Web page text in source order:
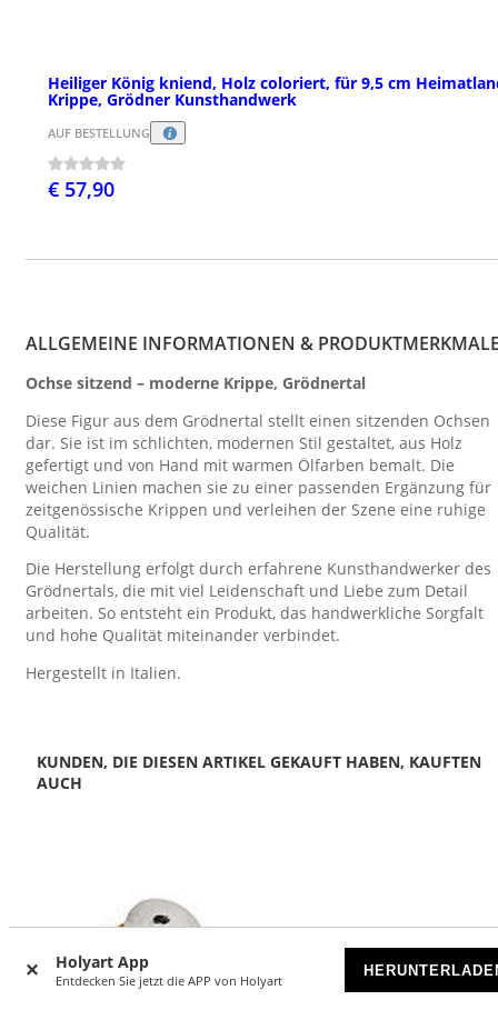
Holyart App
Entdecken Sie jetzt die APP von Holyart
Heiliger König kniend, Holz coloriert, für 9,5 cm
Krippe, Grödner Kunsthandwerk
AUF BESTELLUNG
€ 57,90
ALLGEMEINE INFORMATIONEN &
Ochse sitzend – moderne Krippe, Grödnertal
Diese Figur aus dem Grödnertal stellt einen sitzenden Ochsen
dar. Sie ist im schlichten, modernen Stil gestaltet, aus Holz
gefertigt und von Hand mit warmen Ölfarben bemalt. Die
weichen Linien machen sie zu einer passenden Ergänzung für
zeitgenössische Krippen und verleihen der Szene eine ruhige
Qualität.
Die Herstellung erfolgt durch erfahrene Kunsthandwerker des
Grödnertals, die mit viel Leidenschaft und Liebe zum Detail
arbeiten. So entsteht ein Produkt, das handwerkliche Sorgfalt
und hohe Qualität miteinander verbindet.
Hergestellt in Italien.
KUNDEN, DIE DIESEN ARTIKEL GEKAUFT HABEN, KAUFTEN
AUCH